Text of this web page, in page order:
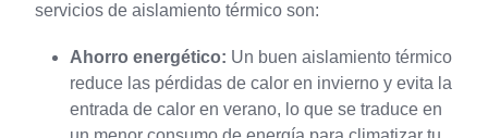
servicios de aislamiento térmico son:
Ahorro energético: Un buen aislamiento térmico
reduce las pérdidas de calor en invierno y evita la
entrada de calor en verano, lo que se traduce en